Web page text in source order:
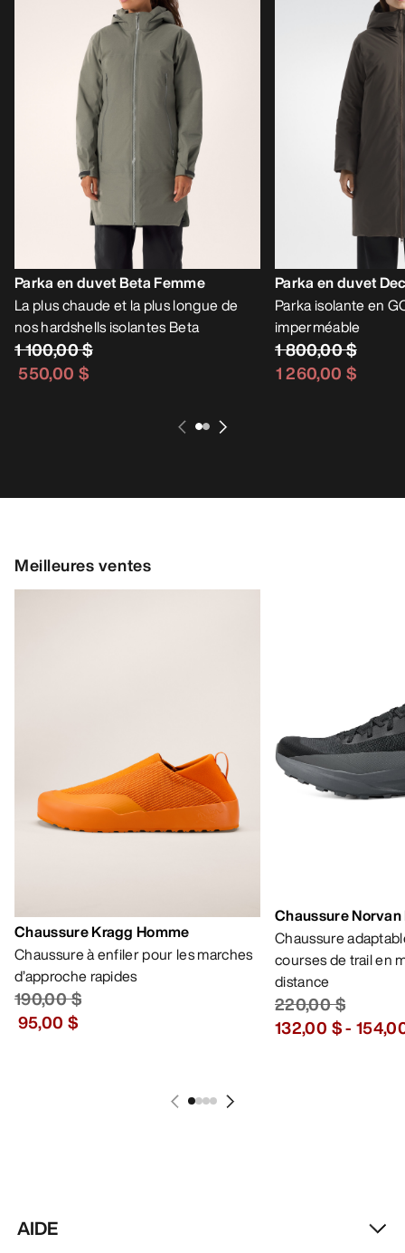
Parka en duvet Beta Femme
La plus chaude et la plus longue de
nos hardshells isolantes Beta
1 100,00 $
550,00 $
Parka en duvet
Parka isolante en
imperméable
1 800,00 $
1 260,00 $
Meilleures ventes
Chaussure Kragg Homme
Chaussure à enfiler pour les marches
d’approche rapides
190,00 $
95,00 $
Chaussure
Chaussure
courses de trail en
distance
220,00 $
132,00 $-
AIDE